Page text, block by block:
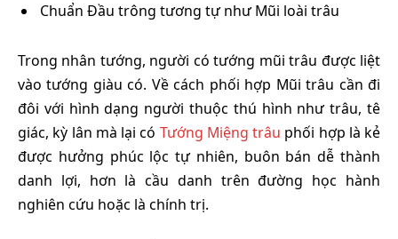
Chuẩn Đầu trông tương tự như Mũi loài trâu
Trong nhân tướng, người có tướng mũi trâu được liệt
vào tướng giàu có. Về cách phối hợp Mũi trâu cần đi
đôi với hình dạng người thuộc thú hình như trâu, tê
giác, kỳ lân mà lại có Tướng Miệng trâu phối hợp là kẻ
được hưởng phúc lộc tự nhiên, buôn bán dễ thành
danh lợi, hơn là cầu danh trên đường học hành
nghiên cứu hoặc là chính trị.